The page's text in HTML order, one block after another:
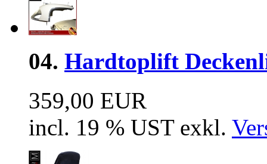
04. Hardtoplift
359,00 EUR
incl. 19 % UST exkl.